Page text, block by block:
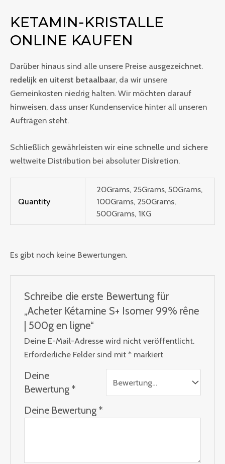
KETAMIN-KRISTALLE
ONLINE KAUFEN
Darüber hinaus sind alle unsere Preise ausgezeichnet.
redelijk en uiterst betaalbaar, da wir unsere
Gemeinkosten niedrig halten. Wir möchten darauf
hinweisen, dass unser Kundenservice hinter all unseren
Aufträgen steht.
Schließlich gewährleisten wir eine schnelle und sichere
weltweite Distribution bei absoluter Diskretion.
Quantity
20Grams, 25Grams, 50Grams,
100Grams, 250Grams,
500Grams, 1KG
Es gibt noch keine Bewertungen.
Schreibe die erste Bewertung für
„Acheter Kétamine S+ Isomer 99% rêne
| 500g en ligne“
Deine E-Mail-Adresse wird nicht veröffentlicht.
Erforderliche Felder sind mit* markiert
Deine
Bewertung *
Deine Bewertung *